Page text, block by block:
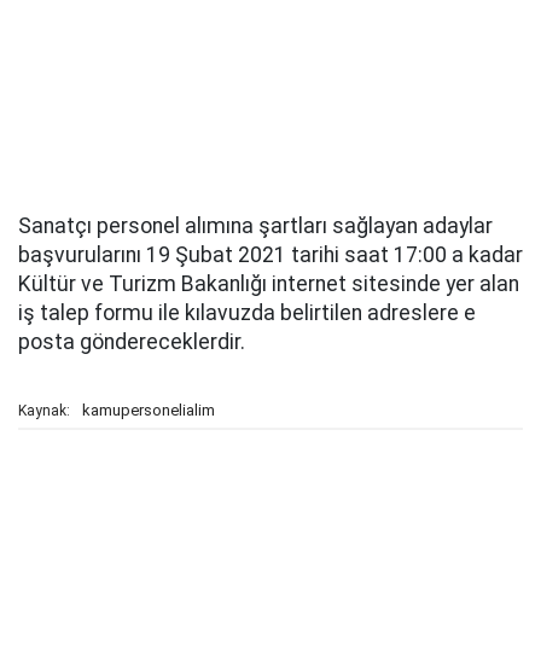
Sanatçı personel alımına şartları sağlayan adaylar
başvurularını 19 Şubat 2021 tarihi saat 17:00 a kadar
Kültür ve Turizm Bakanlığı internet sitesinde yer alan
iş talep formu ile kılavuzda belirtilen adreslere e
posta göndereceklerdir.
Kaynak: kamupersonelialim